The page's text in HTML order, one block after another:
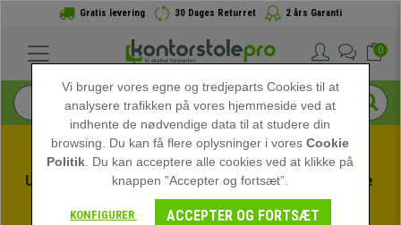
Gratis levering 30 Dages Returret 2 års Garanti
0
Udnyt sommerudsalget hos kontorstolepro! Eksklusive
rabatter i en begrænset periode - Se tilbuddet
Vi bruger vores egne og tredjeparts Cookies til at
analysere trafikken på vores hjemmeside ved at
indhente de nødvendige data til at studere din
browsing. Du kan få flere oplysninger i voresCookie
Politik . Du kan acceptere alle cookies ved at klikke på
knappen ”Accepter og fortsæt”.
KONFIGURER ACCEPTER OG FORTSÆT